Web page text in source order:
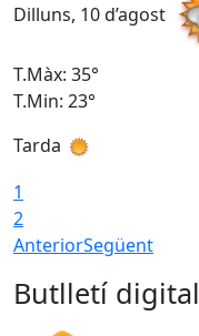
Dilluns, 10 d’agost
T.Màx: 35°
T.Min: 23°
Tarda
1
2
AnteriorSegüent
Butlletí digital